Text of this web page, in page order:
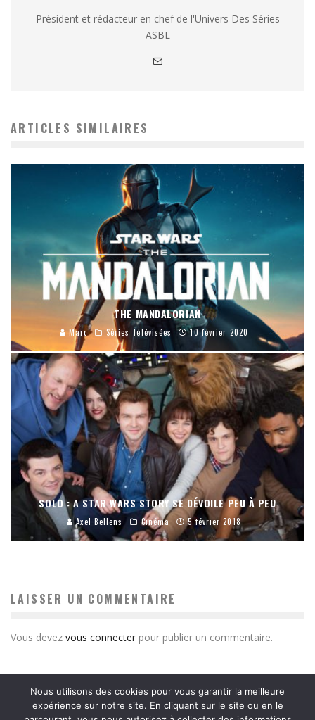
Président et rédacteur en chef de l'Univers Des Séries
ASBL
ARTICLES SIMILAIRES
THE MANDALORIAN
Marc Séries Télévisées 10 février 2020
SOLO : A STAR WARS STORY SE DÉVOILE PEU À PEU
Axel Bellens Cinéma 5 février 2018
LAISSER UN COMMENTAIRE
Vous devez vous connecter pour publier un commentaire.
Nous utilisons des cookies pour vous garantir la meilleure
expérience sur notre site. En cliquant sur le site ou en le